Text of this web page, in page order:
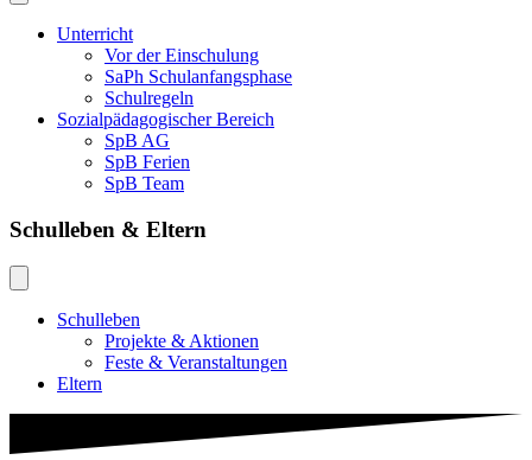
Unterricht
Vor der Einschulung
SaPh Schulanfangsphase
Schulregeln
Sozialpädagogischer Bereich
SpB AG
SpB Ferien
SpB Team
Schulleben & Eltern
Schulleben
Projekte & Aktionen
Feste & Veranstaltungen
Eltern